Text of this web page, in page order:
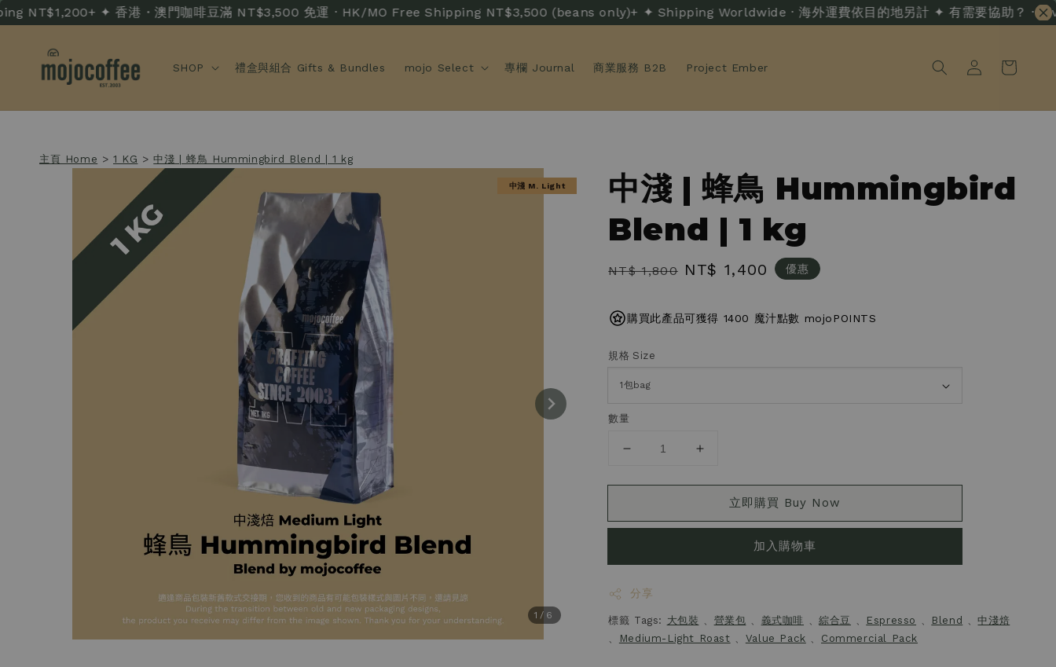
✦ 香港・澳門咖啡豆滿 NT$3,500 免運 · HK/MO Free Shipping NT$3,500 (beans only)+ ✦ Shipping Worldwide · 海外運費依目的地另計 ✦ 有需要協助？ · Live
SHOP 禮盒與組合 Gifts & Bundles mojo Select 專欄 Journal 商業服務 B2B Project Ember
主頁 Home >1 KG >中淺 | 蜂鳥 Hummingbird Blend | 1 kg
1/6
中淺 M. Light
中淺 | 蜂鳥 Hummingbird
Blend | 1 kg
Regular
NT$ 1,800 Sale
NT$ 1,400 優惠
購買此產品可獲得 1400 魔汁點數 mojoPOINTS
規格 Size
數量
立即購買 Buy Now
加入購物車
分享
標籤 Tags: 大包裝 、 營業包 、 義式咖啡 、綜合豆 、 Espresso 、 Blend 、中淺焙
、
Medium-Light Roast 、 Value Pack 、 Commercial Pack